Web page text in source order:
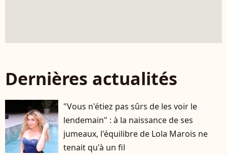
Dernières actualités
"Vous n'étiez pas sûrs de les voir le
lendemain" : à la naissance de ses
jumeaux, l'équilibre de Lola Marois ne
tenait qu'à un fil